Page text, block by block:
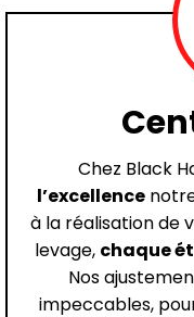
Chez Black
l’excellence
à la réalisation de
levage, chaque
Nos
impeccables,